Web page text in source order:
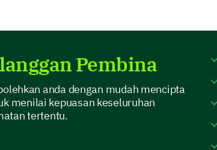
Sangat Tidak Kemungkinan
Meneliti Spesifik
Pembina
anda dengan mudah mencipta
menilai kepuasan keseluruhan
tertentu.